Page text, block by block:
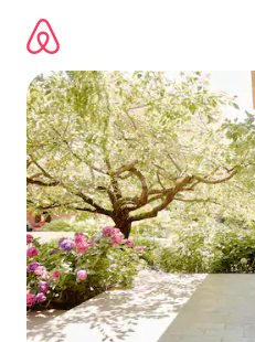
direct
naar
inhoud